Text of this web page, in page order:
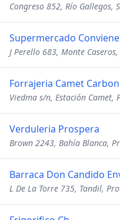
Congreso 852, Río Gallegos,
Supermercado Conviene
J Perello 683, Monte
Viedma s/n, Estación Camet,
Verduleria Prospera
Brown 2243, Bahía Blanca,
Barraca Don Candido
L De La Torre 735, Tandil,